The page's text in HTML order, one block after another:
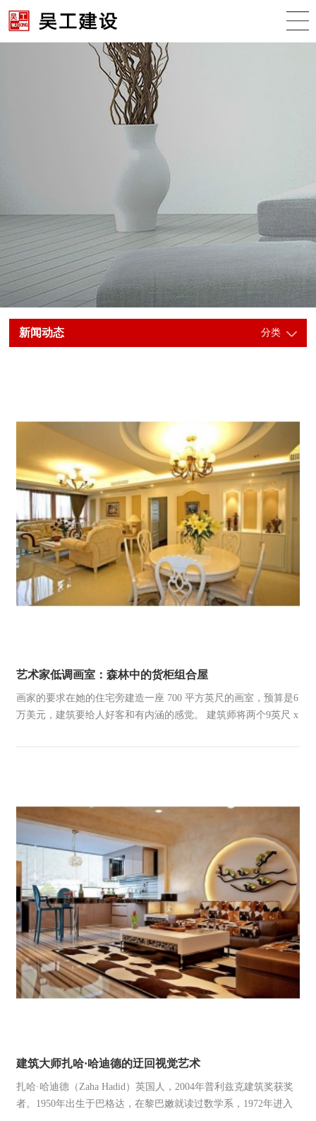
新闻动态 分类
艺术家低调画室：森林中的货柜组合屋
画家的要求在她的住宅旁建造一座 700 平方英尺的画室，预算是6
万美元，建筑要给人好客和有内涵的感觉。 建筑师将两个9英尺 x
室之后，再将两个货柜并排放在上方
建筑大师扎哈·哈迪德的迂回视觉艺术
扎哈·哈迪德（Zaha Hadid）英国人，2004年普利兹克建筑奖获奖
者。1950年出生于巴格达，在黎巴嫩就读过数学系，1972年进入